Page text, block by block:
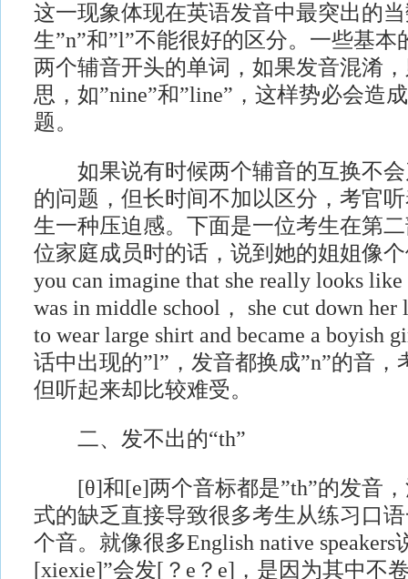
这一现象体现在英语发音中最突出的
生”n”和”l”不能很好的区分。一些基本
两个辅音开头的单词，如果发音混淆
思，如”nine”和”line”，这样势必会造
题。
如果说有时候两个辅音的互换不会
的问题，但长时间不加以区分，考官
生一种压迫感。下面是一位考生在第
位家庭成员时的话，说到她的姐姐像
you can imagine that she really looks like
was in middle school， she cut down her
to wear large shirt and became a
话中出现的”l”，发音都换成”n”的音，
但听起来却比较难受。
二、发不出的“th”
[θ]和[e]两个音标都是”th”的发音，
式的缺乏直接导致很多考生从练习口
个音。就像很多English native speakers
[xiexie]”会发[？e？e]，是因为其中不